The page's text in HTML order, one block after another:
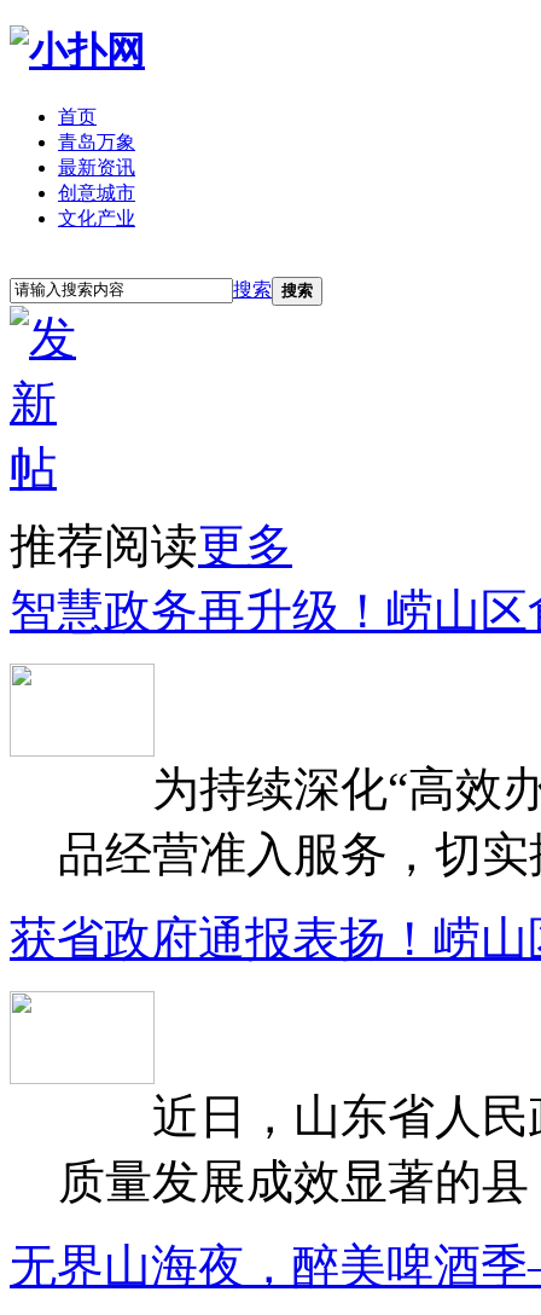
首页
青岛万象
最新资讯
创意城市
文化产业
搜索 搜索
推荐阅读更多
智慧政务再升级！崂山
为持续深化“高效办
品经营准入服务，切
获省政府通报表扬！崂
近日，山东省人民
质量发展成效显著的
无界山海夜，醉美啤酒